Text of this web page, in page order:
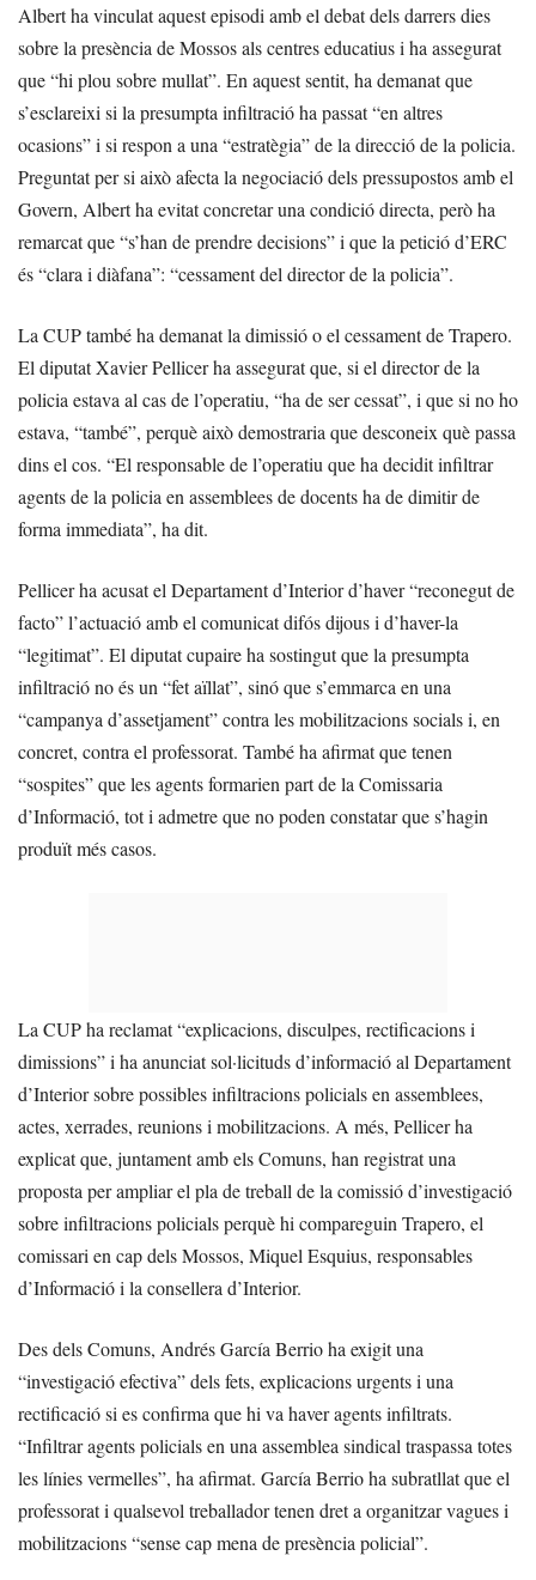
Albert ha vinculat aquest episodi amb el debat dels darrers dies
sobre la presència de Mossos als centres educatius i ha assegurat
que “hi plou sobre mullat”. En aquest sentit, ha demanat que
s’esclareixi si la presumpta infiltració ha passat “en altres
ocasions” i si respon a una “estratègia” de la direcció de la policia.
Preguntat per si això afecta la negociació dels pressupostos amb el
Govern, Albert ha evitat concretar una condició directa, però ha
remarcat que “s’han de prendre decisions” i que la petició d’ERC
és “clara i diàfana”: “cessament del director de la policia”.
La CUP també ha demanat la dimissió o el cessament de Trapero.
El diputat Xavier Pellicer ha assegurat que, si el director de la
policia estava al cas de l’operatiu, “ha de ser cessat”, i que si no ho
estava, “també”, perquè això demostraria que desconeix què passa
dins el cos. “El responsable de l’operatiu que ha decidit infiltrar
agents de la policia en assemblees de docents ha de dimitir de
forma immediata”, ha dit.
Pellicer ha acusat el Departament d’Interior d’haver “reconegut de
facto” l’actuació amb el comunicat difós dijous i d’haver-la
“legitimat”. El diputat cupaire ha sostingut que la presumpta
infiltració no és un “fet aïllat”, sinó que s’emmarca en una
“campanya d’assetjament” contra les mobilitzacions socials i, en
concret, contra el professorat. També ha afirmat que tenen
“sospites” que les agents formarien part de la Comissaria
d’Informació, tot i admetre que no poden constatar que s’hagin
produït més casos.
La CUP ha reclamat “explicacions, disculpes, rectificacions i
dimissions” i ha anunciat sol·licituds d’informació al Departament
d’Interior sobre possibles infiltracions policials en assemblees,
actes, xerrades, reunions i mobilitzacions. A més, Pellicer ha
explicat que, juntament amb els Comuns, han registrat una
proposta per ampliar el pla de treball de la comissió d’investigació
sobre infiltracions policials perquè hi compareguin Trapero, el
comissari en cap dels Mossos, Miquel Esquius, responsables
d’Informació i la consellera d’Interior.
Des dels Comuns, Andrés García Berrio ha exigit una
“investigació efectiva” dels fets, explicacions urgents i una
rectificació si es confirma que hi va haver agents infiltrats.
“Infiltrar agents policials en una assemblea sindical traspassa totes
les línies vermelles”, ha afirmat. García Berrio ha subratllat que el
professorat i qualsevol treballador tenen dret a organitzar vagues i
mobilitzacions “sense cap mena de presència policial”.